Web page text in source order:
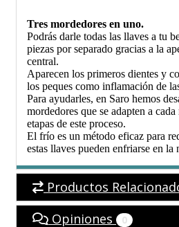
Tres mordedores en uno.
Podrás darle todas las llaves a tu
piezas por separado gracias a la
central.
Aparecen los primeros dientes y
los peques como inflamación de
Para ayudarles, en Saro hemos
mordedores que se adapten a
etapas de este proceso.
El frío es un método eficaz para
estas llaves pueden enfriarse en la
Productos
Opiniones
0